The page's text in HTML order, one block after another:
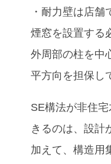
・耐力壁は店
煙窓を設置する
外周部の柱を中
平方向を担保し
SE構法が非住
きるのは、設計
加えて、構造用